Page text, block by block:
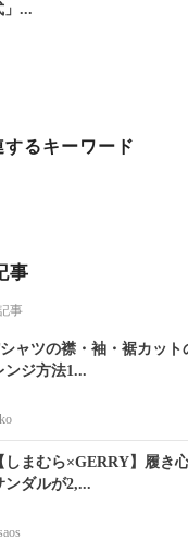
」...
るキーワード
事
事
ャツの襟・袖・裾カット
ンジ方法1...
しまむら×GERRY】履き
ンダルが2,...